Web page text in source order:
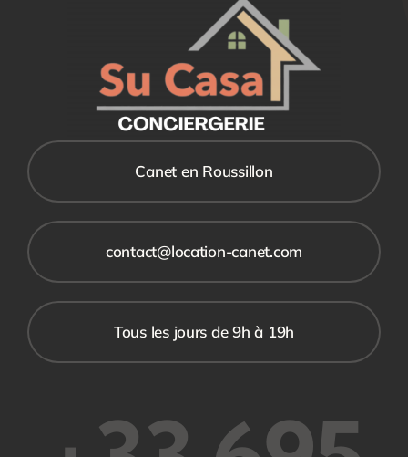
Canet en Roussillon
contact@location-canet.com
Tous les jours de 9h à 19h